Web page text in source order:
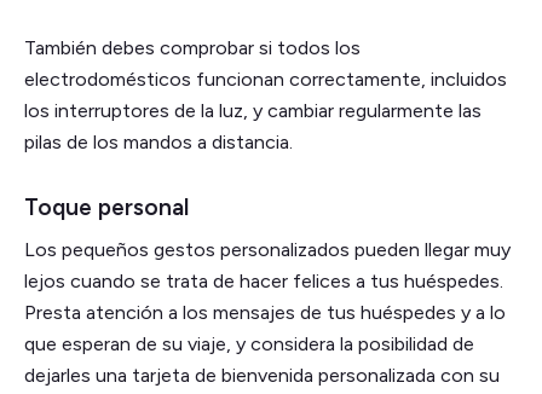
También debes comprobar si todos los
electrodomésticos funcionan correctamente, incluidos
los interruptores de la luz, y cambiar regularmente las
pilas de los mandos a distancia.
Toque personal
Los pequeños gestos personalizados pueden llegar muy
lejos cuando se trata de hacer felices a tus huéspedes.
Presta atención a los mensajes de tus huéspedes y a lo
que esperan de su viaje, y considera la posibilidad de
dejarles una tarjeta de bienvenida personalizada con su